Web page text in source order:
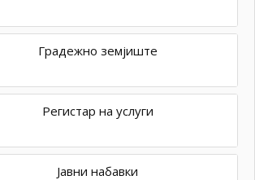
Градежно земјиште
Регистар на услуги
Јавни набавки